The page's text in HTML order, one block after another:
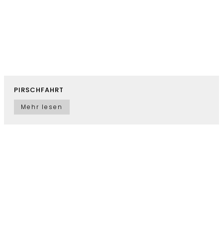
PIRSCHFAHRT
Mehr lesen